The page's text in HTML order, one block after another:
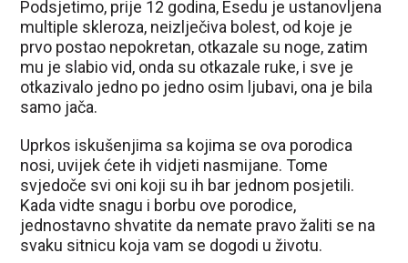
Podsjetimo, prije 12 godina, Esedu je ustanovljena
multiple skleroza, neizlječiva bolest, od koje je
prvo postao nepokretan, otkazale su noge, zatim
mu je slabio vid, onda su otkazale ruke, i sve je
otkazivalo jedno po jedno osim ljubavi, ona je bila
samo jača.
Uprkos iskušenjima sa kojima se ova porodica
nosi, uvijek ćete ih vidjeti nasmijane. Tome
svjedoče svi oni koji su ih bar jednom posjetili.
Kada vidte snagu i borbu ove porodice,
jednostavno shvatite da nemate pravo žaliti se na
svaku sitnicu koja vam se dogodi u životu.